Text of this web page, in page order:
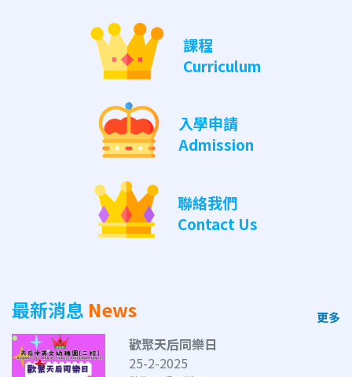
課程
Curriculum
入學申請
Admission
聯絡我們
Contact Us
最新消息 News 更多
歡聚天后同樂日
25-2-2025